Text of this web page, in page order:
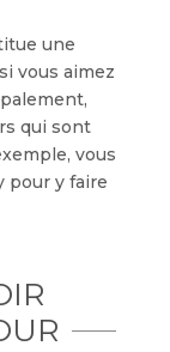
une
vous aimez
qui sont
vous
pour y faire